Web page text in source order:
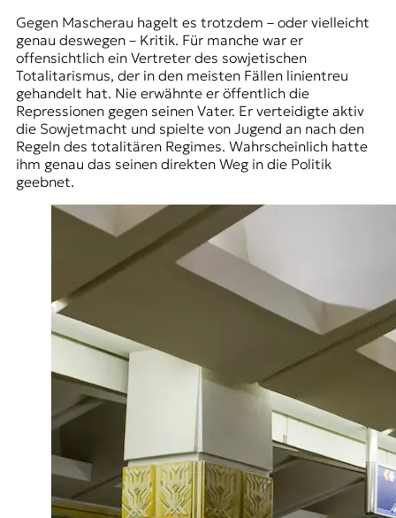
Gegen Mascherau hagelt es trotzdem – oder vielleicht
genau deswegen – Kritik. Für manche war er
offensichtlich ein Vertreter des sowjetischen
Totalitarismus, der in den meisten Fällen linientreu
gehandelt hat. Nie erwähnte er öffentlich die
Repressionen gegen seinen Vater. Er verteidigte aktiv
die Sowjetmacht und spielte von Jugend an nach den
Regeln des totalitären Regimes. Wahrscheinlich hatte
ihm genau das seinen direkten Weg in die Politik
geebnet.